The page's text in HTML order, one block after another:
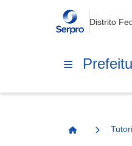
Distrito
Página Inicial